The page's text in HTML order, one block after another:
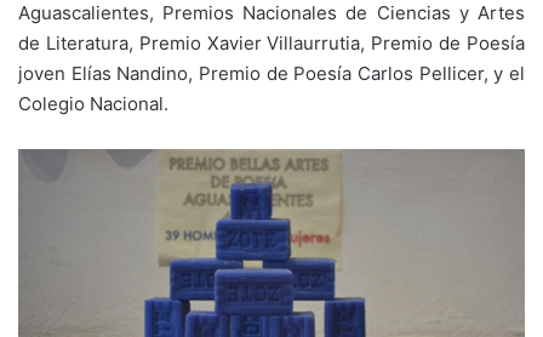
Aguascalientes, Premios Nacionales de Ciencias y Artes
de Literatura, Premio Xavier Villaurrutia, Premio de Poesía
joven Elías Nandino, Premio de Poesía Carlos Pellicer, y el
Colegio Nacional.